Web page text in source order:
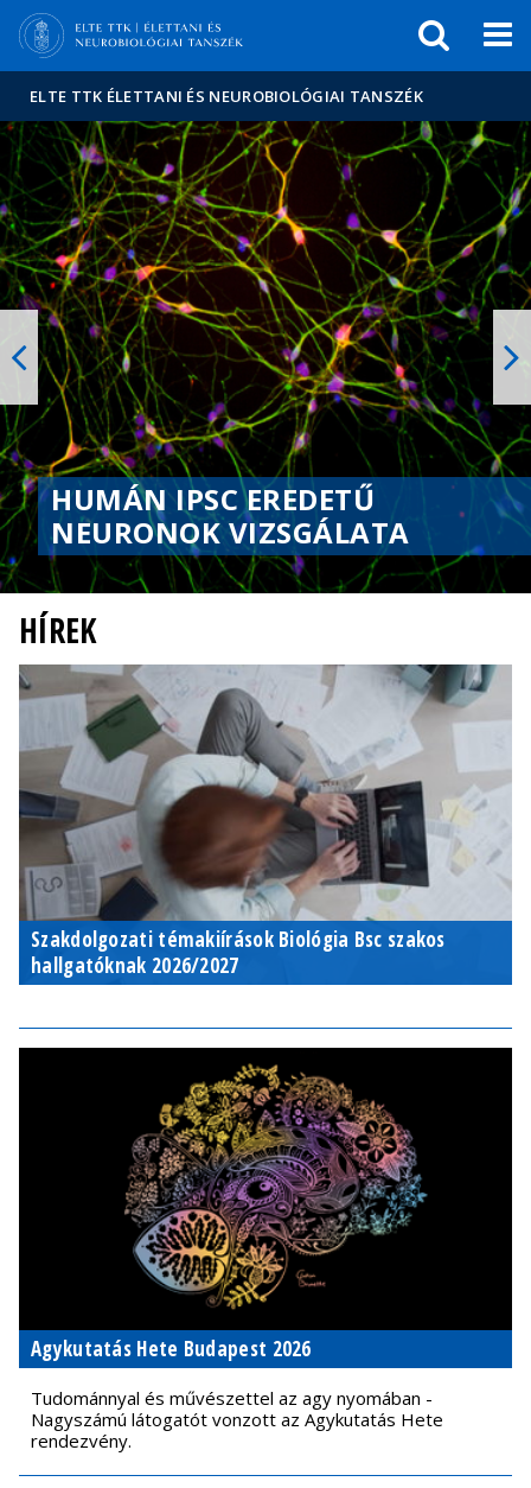
Események
ELTE a
sajtóban
ELTE TTK ÉLETTANI ÉS NEUROBIOLÓGIAI TANSZÉK
HUMÁN IPSC EREDETŰ
NEURONOK VIZSGÁLATA
HÍREK
Szakdolgozati témakiírások Biológia Bsc szakos
hallgatóknak 2026/2027
Agykutatás Hete Budapest 2026
Tudománnyal és művészettel az agy nyomában -
Nagyszámú látogatót vonzott az Agykutatás Hete
rendezvény.